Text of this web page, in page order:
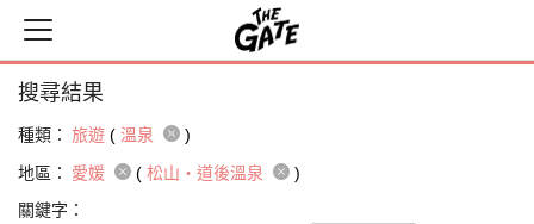
搜尋結果
種類： 旅遊 ( 溫泉
)
地區：
愛媛 ( 松山・道後溫泉
)
關鍵字：